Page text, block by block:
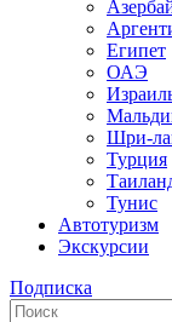
Египет
ОАЭ
Шри-
Турция
Тунис
Автотуризм
Экскурсии
Подписка